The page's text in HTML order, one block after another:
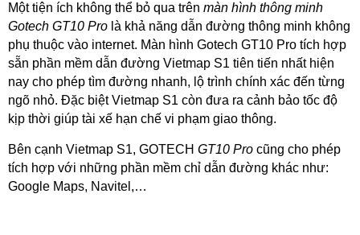
Một tiện ích không thể bỏ qua trên màn hình thông minh
Gotech GT10 Pro là khả năng dẫn đường thông minh không
phụ thuộc vào internet. Màn hình Gotech GT10 Pro tích hợp
sẵn phần mềm dẫn đường Vietmap S1 tiên tiến nhất hiện
nay cho phép tìm đường nhanh, lộ trình chính xác đến từng
ngõ nhỏ. Đặc biệt Vietmap S1 còn đưa ra cảnh bảo tốc độ
kịp thời giúp tài xế hạn chế vi phạm giao thông.
Bên cạnh Vietmap S1, GOTECH GT10 Pro cũng cho phép
tích hợp với những phần mềm chỉ dẫn đường khác như:
Google Maps, Navitel,…